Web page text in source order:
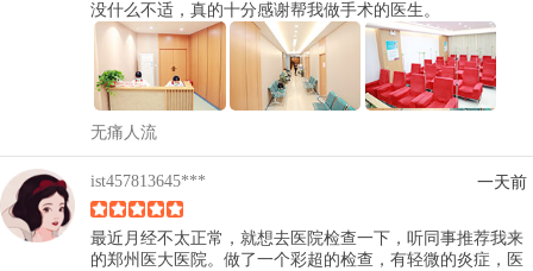
没什么不适，真的十分感谢帮我做手术的医生。
无痛人流
ist457813645*** 一天前
最近月经不太正常，就想去医院检查一下，听同事推荐我来
的郑州医大医院。做了一个彩超的检查，有轻微的炎症，医